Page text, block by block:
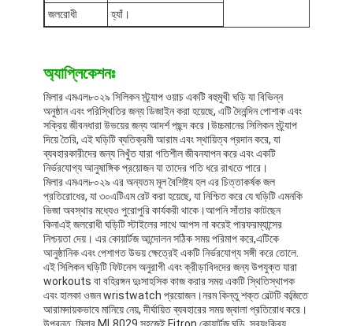
লেডি কোয়ার্টজ ওয়াচ
কোয়ার্টজ লাইট ওয়াচ
ডিজিটাল স্পোর্ট ওয়াচ
স্টাইলিশ দম্পতি ঘড়ি
বাচ্চাদের কব্জি ঘড়ি
ওয়াচ রিপেয়ার পার্টস
চাবুক খুচরা যন্ত্রাংশ দেখুন
জলরোধী
হ্যাঁ।
অ্যাপ্লিকেশনঃ
মিলার এমএল৮০২৯ সিলিকন স্ট্র্যাপ ওয়াচ একটি বহুমুখী ঘড়ি যা বিভিন্ন
অনুষ্ঠান এবং পরিস্থিতির জন্য ডিজাইন করা হয়েছে, এটি দৈনন্দিন পোশাক এবং
সক্রিয় জীবনধারা উভয়ের জন্য আদর্শ পছন্দ করে।উচ্চমানের সিলিকন স্ট্র্যাপ
দিয়ে তৈরি, এই ঘড়িটি ব্যতিক্রমী আরাম এবং স্থায়িত্ব প্রদান করে, যা
ব্যবহারকারীদের জন্য নিখুঁত যারা গতিশীল জীবনযাপন করে এবং একটি
নির্ভরযোগ্য আনুষাঙ্গিক প্রয়োজন যা তাদের গতি ধরে রাখতে পারে।
মিলার এমএল৮০২৯ এর অন্যতম মূল বৈশিষ্ট্য হল এর চিত্তাকর্ষক জল
প্রতিরোধের, যা ৩০এটিএম রেট করা হয়েছে, যা নিশ্চিত করে যে ঘড়িটি এমনকি
ভিজা অবস্থার মধ্যেও পুরোপুরি কার্যকরী থাকে।আপনি সাঁতার কাটছেন
কিনাএই জলরোধী ঘড়িটি স্টাইলের সাথে আপস না করেই পারফরম্যান্সের
নিশ্চয়তা দেয়। এর কোয়ার্টজ আন্দোলন সঠিক সময় পরিমাপ করে,এটিকে
আনুষ্ঠানিক এবং পেশাগত উভয় ক্ষেত্রেই একটি নির্ভরযোগ্য সঙ্গী করে তোলে.
এই সিলিকন ঘড়িটি ফিটনেস অনুরাগী এবং ক্রীড়াবিদদের জন্য উপযুক্ত যারা
workouts বা বহিরঙ্গন দুঃসাহসিক কাজ করার সময় একটি স্থিতিস্থাপক
এবং হালকা ওজন wristwatch প্রয়োজন।নরম কিন্তু শক্ত বেল্টটি কব্জিতে
আরামদায়কভাবে মানিয়ে নেয়, দীর্ঘায়িত ব্যবহারের সময় জ্বালা প্রতিরোধ করে।